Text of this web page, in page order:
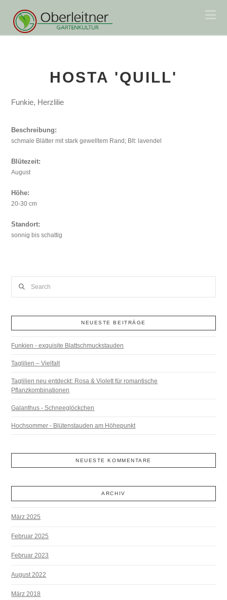
HOSTA 'QUILL'
Funkie, Herzlilie
Beschreibung:
schmale Blätter mit stark gewelltem Rand; Blt: lavendel
Blütezeit:
August
Höhe:
20-30 cm
Standort:
sonnig bis schattig
NEUESTE BEITRÄGE
Funkien - exquisite Blattschmuckstauden
Taglilien – Vielfalt
Taglilien neu entdeckt: Rosa & Violett für romantische
Pflanzkombinationen
Galanthus - Schneeglöckchen
Hochsommer - Blütenstauden am Höhepunkt
NEUESTE KOMMENTARE
ARCHIV
März 2025
Februar 2025
Februar 2023
August 2022
März 2018